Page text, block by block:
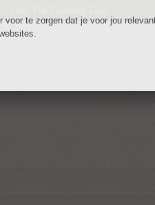
te zorgen dat je voor jou